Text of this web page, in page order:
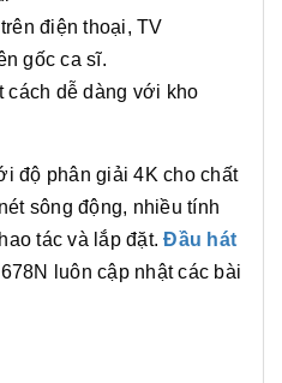
điện thoại, TV
gốc ca sĩ.
cách dễ dàng với kho
độ phân giải 4K cho chất
sông động, nhiều tính
tác và lắp đặt.Đầu hát
luôn cập nhật các bài